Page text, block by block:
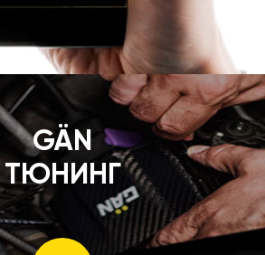
GÄN
ТЮНИНГ